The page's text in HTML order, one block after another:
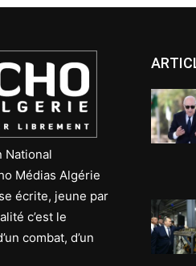
National
Médias Algérie
écrite, jeune par
c’est le
combat, d’un